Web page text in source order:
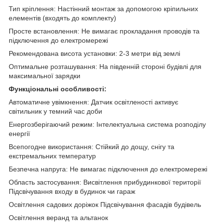
Тип кріплення: Настінний монтаж за допомогою кріпильних
елементів (входять до комплекту)
Просте встановлення: Не вимагає прокладання проводів та
підключення до електромережі
Рекомендована висота установки: 2-3 метри від землі
Оптимальне розташування: На південній стороні будівлі для
максимальної зарядки
Функціональні особливості:
Автоматичне увімкнення: Датчик освітленості активує
світильник у темний час доби
Енергозберігаючий режим: Інтелектуальна система розподілу
енергії
Всепогодне використання: Стійкий до дощу, снігу та
екстремальних температур
Безпечна напруга: Не вимагає підключення до електромережі
Область застосування: Висвітлення прибудинкової території
Підсвічування входу в будинок чи гараж
Освітлення садових доріжок Підсвічування фасадів будівель
Освітлення веранд та альтанок